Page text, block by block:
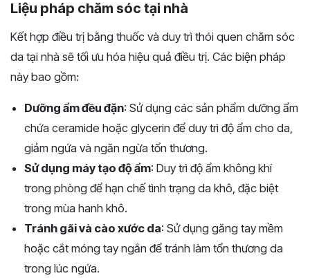
Liệu pháp chăm sóc tại nhà
Kết hợp điều trị bằng thuốc và duy trì thói quen chăm sóc
da tại nhà sẽ tối ưu hóa hiệu quả điều trị. Các biện pháp
này bao gồm:
Dưỡng ẩm đều đặn: Sử dụng các sản phẩm dưỡng ẩm
chứa ceramide hoặc glycerin để duy trì độ ẩm cho da,
giảm ngứa và ngăn ngừa tổn thương.
Sử dụng máy tạo độ ẩm: Duy trì độ ẩm không khí
trong phòng để hạn chế tình trạng da khô, đặc biệt
trong mùa hanh khô.
Tránh gãi và cào xước da: Sử dụng găng tay mềm
hoặc cắt móng tay ngắn để tránh làm tổn thương da
trong lúc ngứa.